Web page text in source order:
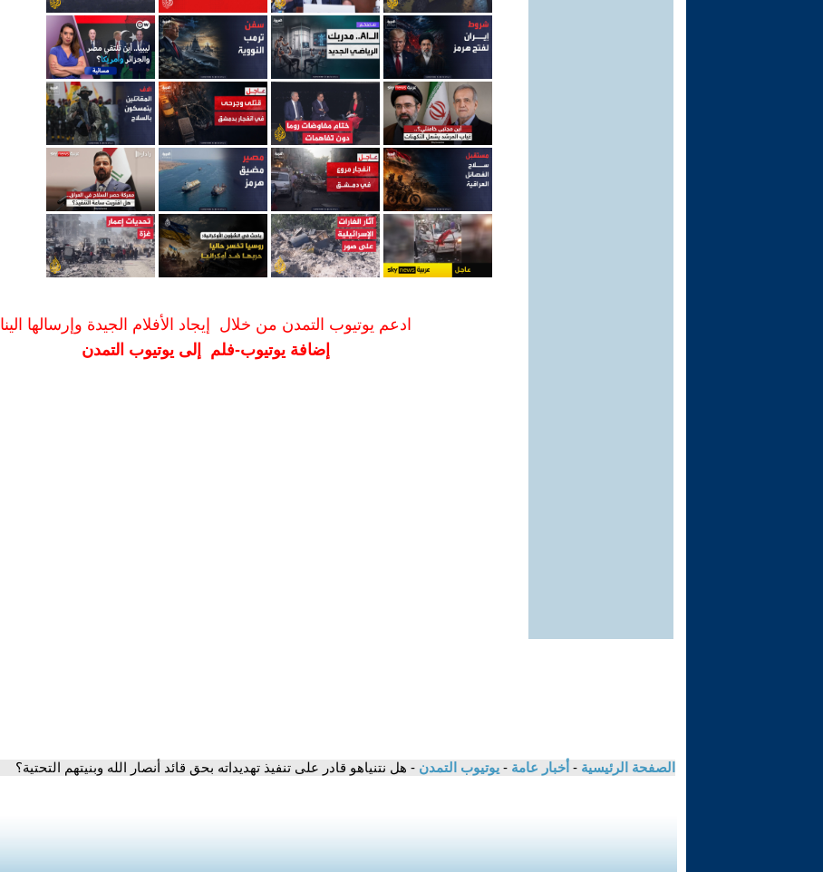
ادعم يوتيوب التمدن من خلال إيجاد الأفلام الجيدة وإرسالها الينا
إضافة يوتيوب-فلم إلى يوتيوب التمدن
الصفحة الرئيسية - أخبار عامة - يوتيوب التمدن - هل نتنياهو قادر على تنفيذ تهديداته بحق قائد أنصار الله وبنيتهم التحتية؟